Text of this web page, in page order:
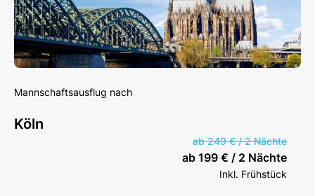
Mannschaftsausflug nach
Köln
ab 249 € / 2 Nächte
ab 199 € / 2 Nächte
Inkl. Frühstück